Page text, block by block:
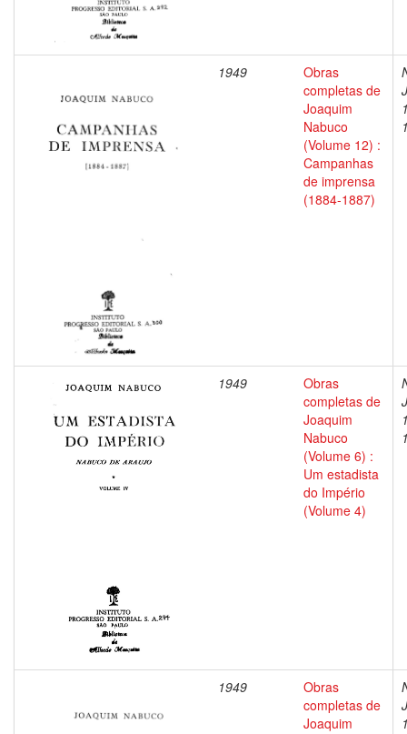
1949
Obras
completas de
Joaquim
Nabuco
(Volume 12) :
Campanhas
de imprensa
(1884-1887)
1949
Obras
completas de
Joaquim
Nabuco
(Volume 6) :
Um estadista
do Império
(Volume 4)
1949
Obras
completas de
Joaquim